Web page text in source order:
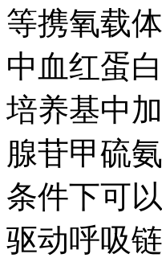
等携氧载
中血红蛋
培养基中
腺苷甲硫
条件下可
驱动呼吸